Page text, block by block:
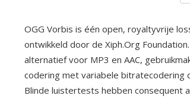
OGG Vorbis is één open, royaltyvrije
ontwikkeld door de Xiph.Org
alternatief voor MP3 en AAC,
codering met variabele bitratecodering
Blinde luistertests hebben consequent